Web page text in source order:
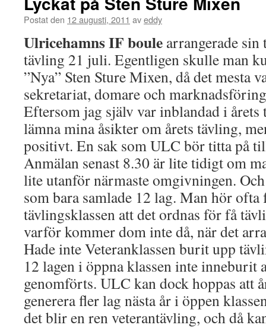
Postat den 12 augusti, 2011 aveddy
Ulricehamns IF boule arrangerade
tävling 21 juli. Egentligen skulle man
”Nya” Sten Sture Mixen, då det mesta
sekretariat, domare och
Eftersom jag själv var inblandad i årets
lämna mina åsikter om årets tävling,
positivt. En sak som ULC bör titta på
Anmälan senast 8.30 är lite tidigt om
lite utanför närmaste omgivningen.
som bara samlade 12 lag. Man hör ofta
tävlingsklassen att det ordnas för få
varför kommer dom inte då, när det
Hade inte Veteranklassen burit upp
12 lagen i öppna klassen inte inneburit
genomförts. ULC kan dock hoppas att
generera fler lag nästa år i öppen
det blir en ren veterantävling, och då